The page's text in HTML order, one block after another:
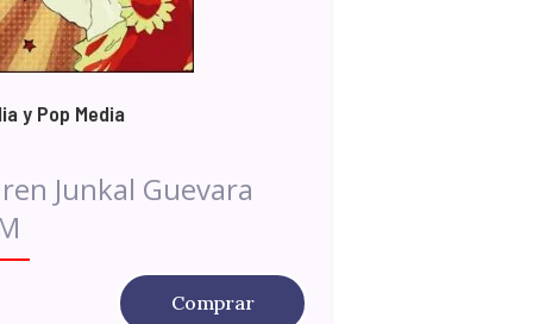
y Pop Media
Junkal Guevara
Comprar